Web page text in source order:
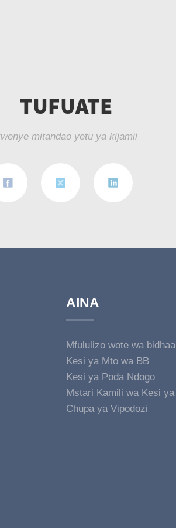
TUFUATE
mitandao yetu ya kijamii
AINA
Mfululizo wote wa bidhaa
Kesi ya Mto wa BB
Kesi ya Poda Ndogo
Mstari Kamili wa Kesi ya
Vipodozi
Chupa ya Vipodozi